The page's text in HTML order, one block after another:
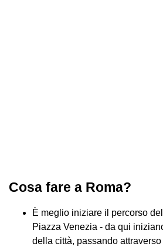
Cosa fare a Roma?
È meglio iniziare il percorso
Piazza Venezia - da qui
della città, passando